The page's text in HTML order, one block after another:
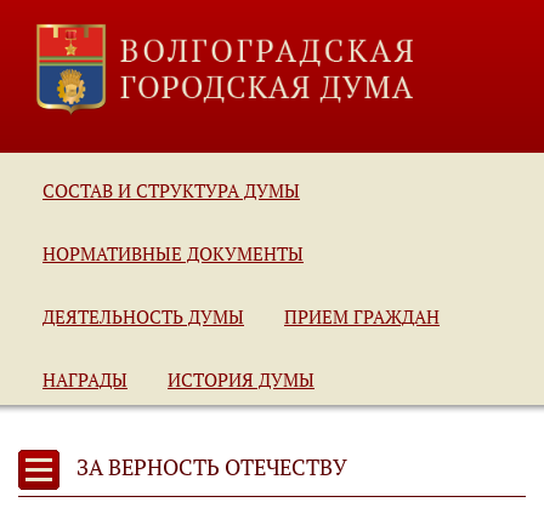
СОСТАВ И СТРУКТУРА ДУМЫ
НОРМАТИВНЫЕ ДОКУМЕНТЫ
ДЕЯТЕЛЬНОСТЬ ДУМЫ ПРИЕМ ГРАЖДАН
НАГРАДЫ ИСТОРИЯ ДУМЫ
ЗА ВЕРНОСТЬ ОТЕЧЕСТВУ